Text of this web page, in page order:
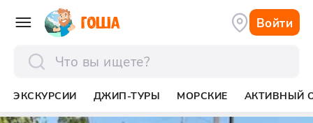
Войти
ЭКСКУРСИИ ДЖИП-ТУРЫ МОРСКИЕ АКТИВНЫЙ